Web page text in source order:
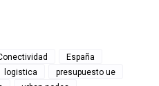
España
logistica
presupuesto ue